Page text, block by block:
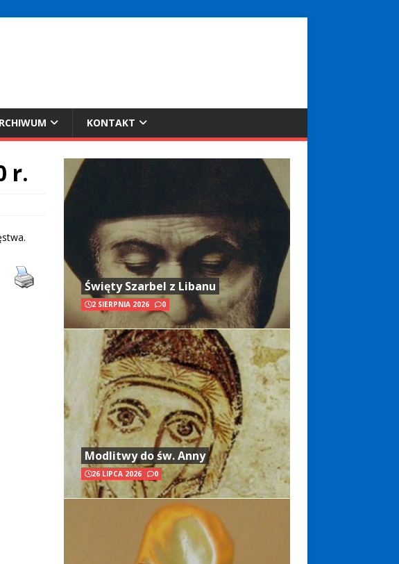
KONTAKT
r.
Święty Szarbel z Libanu
2 SIERPNIA 2026 0
Modlitwy do św. Anny
26 LIPCA 2026 0